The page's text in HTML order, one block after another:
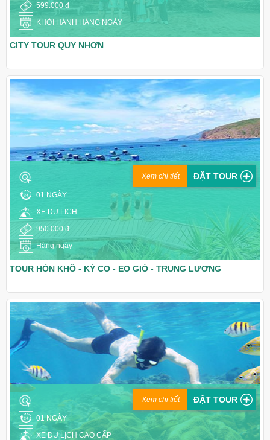
599.000 đ
KHỞI HÀNH HÀNG NGÀY
CITY TOUR QUY NHƠN
01 NGÀY
XE DU LỊCH
950.000 đ
Hàng ngày
Xem chi tiết ĐẶT TOUR
TOUR HÒN KHÔ - KỲ CO - EO GIÓ - TRUNG LƯƠNG
01 NGÀY
XE DU LỊCH CAO CẤP
Xem chi tiết ĐẶT TOUR